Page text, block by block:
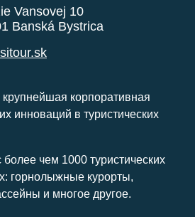
Vansovej 10
Banská Bystrica
корпоративная
инноваций в туристических
чем 1000 туристических
горнолыжные курорты,
и многое другое.